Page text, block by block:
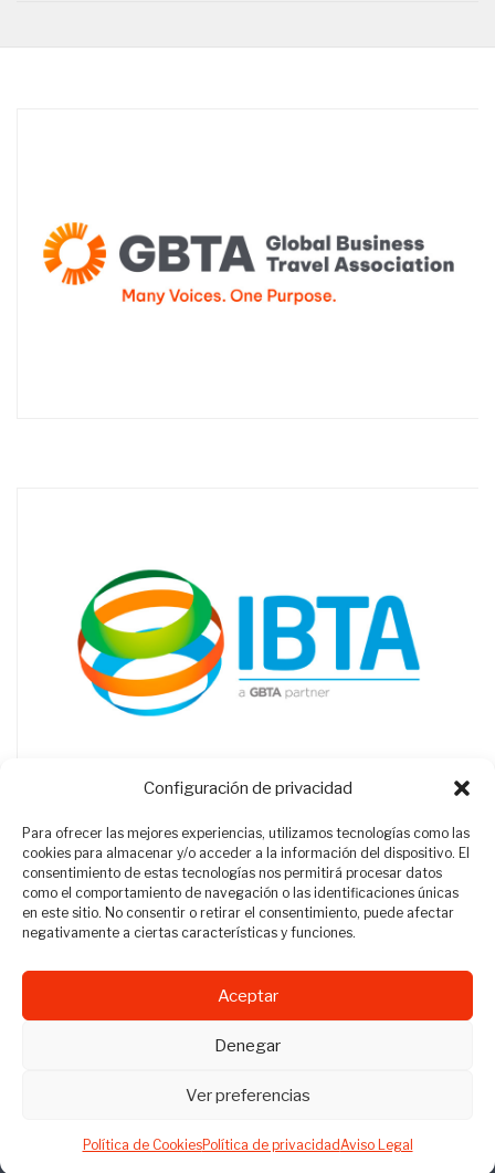
Configuración de privacidad
Para ofrecer las mejores experiencias, utilizamos tecnologías como las
cookies para almacenar y/o acceder a la información del dispositivo. El
consentimiento de estas tecnologías nos permitirá procesar datos
como el comportamiento de navegación o las identificaciones únicas
en este sitio. No consentir o retirar el consentimiento, puede afectar
negativamente a ciertas características y funciones.
Aceptar
Denegar
Ver preferencias
Política de CookiesPolítica de privacidadAviso Legal
Revista Travel Manager © 2012 - 2026
Todos los derechos reservados.